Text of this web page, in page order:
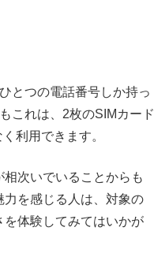
とつの電話番号しか持っ
これは、2枚のSIMカード
利用できます。
次いでいることからも
を感じる人は、対象の
体験してみてはいかが